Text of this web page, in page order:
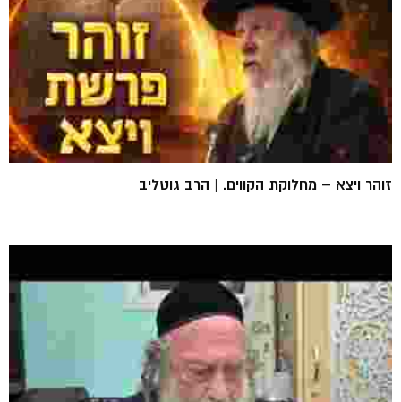
זוהר ויצא – מחלוקת הקווים. | הרב גוטליב